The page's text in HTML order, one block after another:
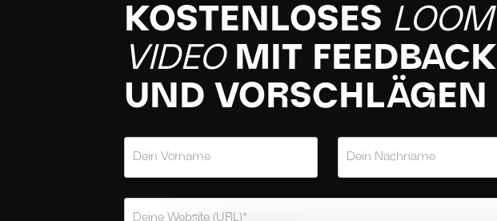
KOSTENLOSES LOOM
VIDEOMIT FEEDBACK
UND VORSCHLÄGEN